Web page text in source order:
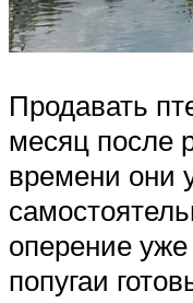
Продавать
месяц после
времени они
оперение
попугаи